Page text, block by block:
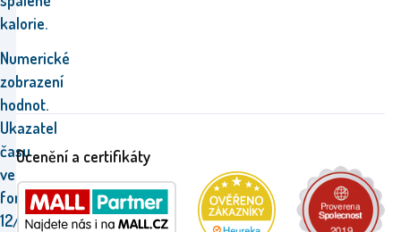
kalorie.
Numerické
zobrazení
hodnot.
Ukazatel
času
ve
formátu
12/24.
Ocenění a certifikáty